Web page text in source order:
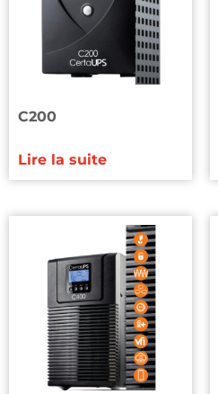
C200
Lire la suite